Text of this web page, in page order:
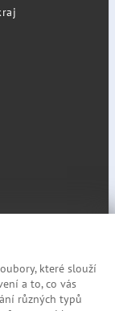
které slouží
a to, co vás
různých typů